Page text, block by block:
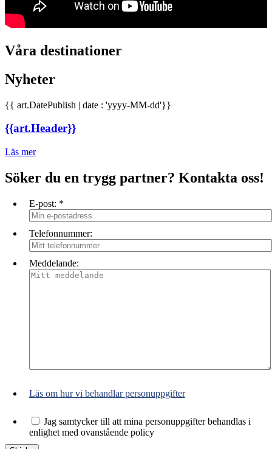
Våra destinationer
Nyheter
{{ art.DatePublish | date : 'yyyy-MM-dd'}}
{{art.Header}}
Läs mer
Söker du en trygg partner? Kontakta oss!
E-post: *
Telefonnummer:
Meddelande:
Läs om hur vi behandlar personuppgifter
Jag samtycker till att mina personuppgifter behandlas i
enlighet med ovanstående policy